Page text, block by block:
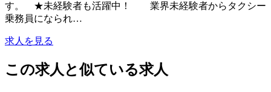
す。 ★未経験者も活躍中！ 業界未経験者からタクシー
乗務員になられ…
求人を見る
この求人と似ている求人